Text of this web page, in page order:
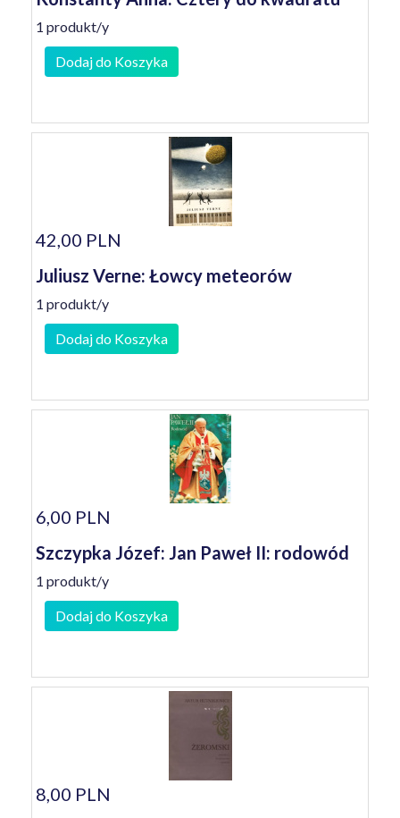
1 produkt/y
Dodaj do Koszyka
42,00 PLN
Juliusz Verne: Łowcy meteorów
1 produkt/y
Dodaj do Koszyka
6,00 PLN
Szczypka Józef: Jan Paweł II: rodowód
1 produkt/y
Dodaj do Koszyka
8,00 PLN